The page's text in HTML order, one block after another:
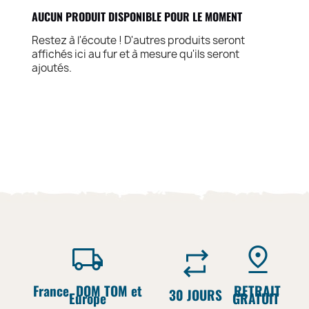
AUCUN PRODUIT DISPONIBLE POUR LE MOMENT
Restez à l'écoute ! D'autres produits seront
affichés ici au fur et à mesure qu'ils seront
ajoutés.
France, DOM TOM et
Europe
30 JOURS RETRAIT
GRATUIT